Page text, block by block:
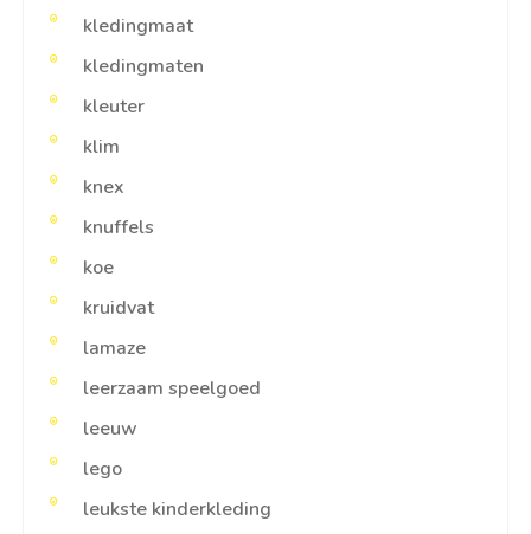
kledingmaat
kledingmaten
kleuter
klim
knex
knuffels
koe
kruidvat
lamaze
leerzaam speelgoed
leeuw
lego
leukste kinderkleding